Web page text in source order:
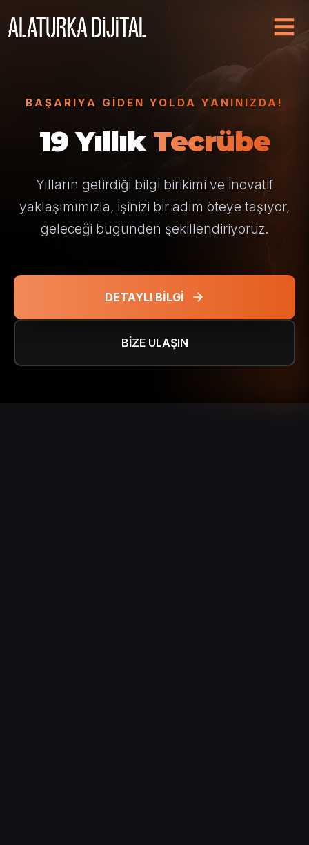
BAŞARIYA GIDEN YOLDA YANINIZDA!
19 Yıllık Tecrübe
Yılların getirdiği bilgi birikimi ve inovatif
yaklaşımımızla, işinizi bir adım öteye taşıyor,
geleceği bugünden şekillendiriyoruz.
DETAYLI BİLGİ
BİZE ULAŞIN